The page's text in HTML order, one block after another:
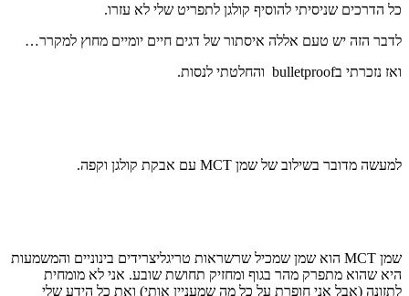
כל הדרכים שניסיתי להוסיף קולגן לתפריט שלי לא עזרו.
לדבר הזה יש טעם אללה איסתור של דגים חיים יומיים מחוץ למקרר…
ואז נזכרתי בbulletproof והחלטתי לנסות.
למעשה מדובר בשילוב של שמן MCT עם אבקת קולגן וקפה.
שמן MCT הוא שמן שמכיל שרשראות טריגליצרידים בינוניים והמשמעות
היא שהוא מתפרק מהר בגוף ומחזיק תחושת שובע. אני לא מומחית
לתזונה (אבל אני חופרת על כל מה שמעניין אותי) ואת כל הידע שלי